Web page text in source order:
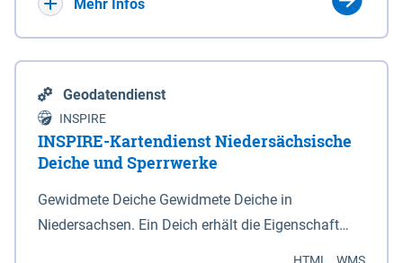
Mehr Infos
Geodatendienst
INSPIRE
INSPIRE-Kartendienst Niedersächsische
Deiche und Sperrwerke
Gewidmete Deiche Gewidmete Deiche in
Niedersachsen. Ein Deich erhält die Eigenschaft